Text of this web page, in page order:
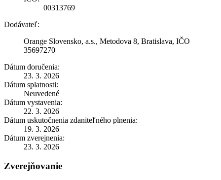
00313769
Dodávateľ:
Orange Slovensko, a.s., Metodova 8, Bratislava, IČO
35697270
Dátum doručenia:
23. 3. 2026
Dátum splatnosti:
Neuvedené
Dátum vystavenia:
22. 3. 2026
Dátum uskutočnenia zdaniteľného plnenia:
19. 3. 2026
Dátum zverejnenia:
23. 3. 2026
Zverejňovanie